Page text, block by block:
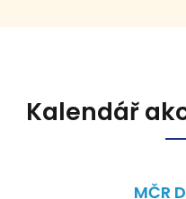
Kalendář
MČR